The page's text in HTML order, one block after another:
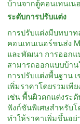
บ้านจากตู้คอนเทนเน
ระดับการปรับแต่ง
การปรับแต่งมีบทบา
คอนเทนเนอร์ขนส่ง
และพัฒนา การออกแ
สามารถออกแบบบ้าน
การปรับแต่งพื้นฐาน
เพิ่มราคาโดยรวมเ
เช่น พื้นผิวตกแต่งระ
ฟังก์ชันพิเศษสำหรับโ
ทำให้ราคาเพิ่มขึ้นอย่